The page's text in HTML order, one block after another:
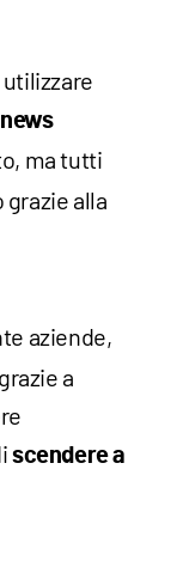
ma tutti
alla
aziende,
a
scendere a